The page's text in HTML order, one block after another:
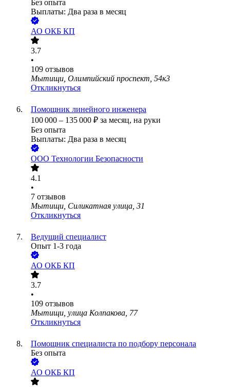
Без опыта
Выплаты: Два раза в месяц
АО ОКБ КП
3.7
•
109 отзывов
Мытищи, Олимпийский проспект, 54к3
Откликнуться
Помощник линейного инженера
100 000 – 135 000 ₽ за месяц, на руки
Без опыта
Выплаты: Два раза в месяц
ООО Технологии Безопасности
4.1
•
7 отзывов
Мытищи, Силикатная улица, 31
Откликнуться
Ведущий специалист
Опыт 1-3 года
АО ОКБ КП
3.7
•
109 отзывов
Мытищи, улица Колпакова, 77
Откликнуться
Помощник специалиста по подбору персонала
Без опыта
АО ОКБ КП